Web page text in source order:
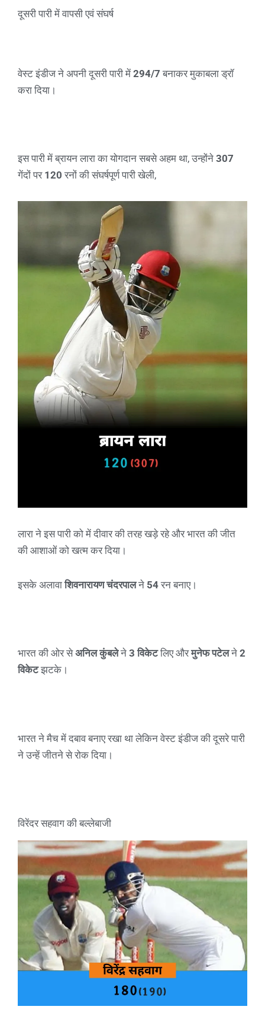
दूसरी पारी में वापसी एवं संघर्ष
वेस्ट इंडीज ने अपनी दूसरी पारी में 294/7 बनाकर मुकाबला ड्रॉ
करा दिया।
इस पारी में ब्रायन लारा का योगदान सबसे अहम था, उन्होंने 307
गेंदों पर 120 रनों की संघर्षपूर्ण पारी खेली,
लारा ने इस पारी को में दीवार की तरह खड़े रहे और भारत की जीत
की आशाओं को खत्म कर दिया।
इसके अलावाशिवनारायण चंदरपालने 54रन बनाए।
भारत की ओर सेअनिल कुंबलेने 3 विकेटलिए औरमुनेफ पटेलने 2
विकेटझटके।
भारत ने मैच में दबाव बनाए रखा था लेकिन वेस्ट इंडीज की दूसरे पारी
ने उन्हें जीतने से रोक दिया।
विरेंदर सहवाग की बल्लेबाजी